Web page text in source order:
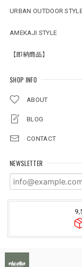
URBAN OUTDOOR
AMEKAJI STYLE
【即納商品】
SHOP INFO
ABOUT
BLOG
CONTACT
NEWSLETTER